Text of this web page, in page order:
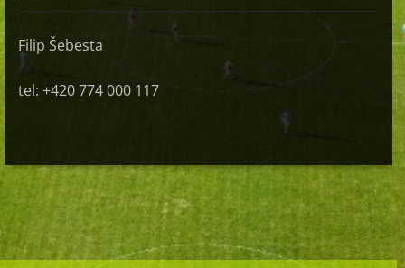
Filip Šebesta
tel: +420 774 000 117